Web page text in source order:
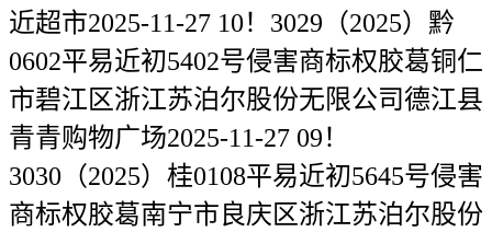
近超市2025-11-27 10！3029（2025）黔
0602平易近初5402号侵害商标权胶葛铜仁
市碧江区浙江苏泊尔股份无限公司德江县
青青购物广场2025-11-27 09！
3030（2025）桂0108平易近初5645号侵害
商标权胶葛南宁市良庆区浙江苏泊尔股份